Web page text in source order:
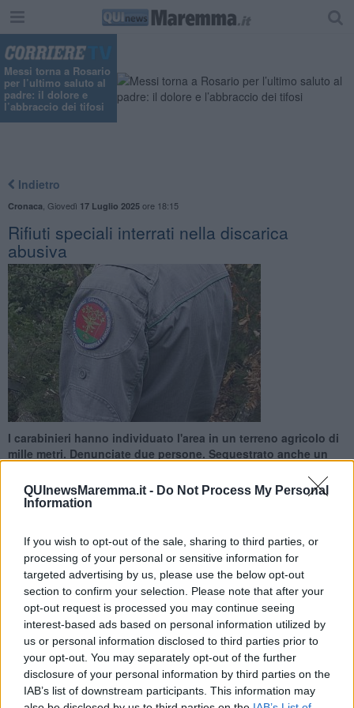
QUInewsMaremma.it - Do Not Process My Personal
Information
If you wish to opt-out of the sale, sharing to third parties, or
processing of your personal or sensitive information for
targeted advertising by us, please use the below opt-out
section to confirm your selection. Please note that after your
opt-out request is processed you may continue seeing
interest-based ads based on personal information utilized by
us or personal information disclosed to third parties prior to
your opt-out. You may separately opt-out of the further
disclosure of your personal information by third parties on the
IAB’s list of downstream participants. This information may
Messi torna a Rosario
per l’ultimo saluto al
padre: il dolore e
l’abbraccio dei tifosi
Indietro
Cronaca Giovedì 17 Luglio 2025ore 18:15
Rifiuti speciali interrati nella discarica
abusiva
I carabinieri hanno individuato l'area in un terreno agricolo di
mille metri. Denunciate due persone. Sequestrato anche un
CAPALBIO —Un terreno agricolo sequestrato e due persone
denunciate. E' questo il bilancio di una operazione dei carabinieri
forestali che, a Capalbio, hanno scoperto una discarica abusiva,
dove sarebbero state interrate grandi quantità di rifiuti speciali in
gran parte provenienti da demolizioni edili, scarti plastici e
polistirolo.
Adesso, le due persone individuate come presunte responsabili,
saranno chiamate a ripristinare l'area interessata, di circa mille
metri.